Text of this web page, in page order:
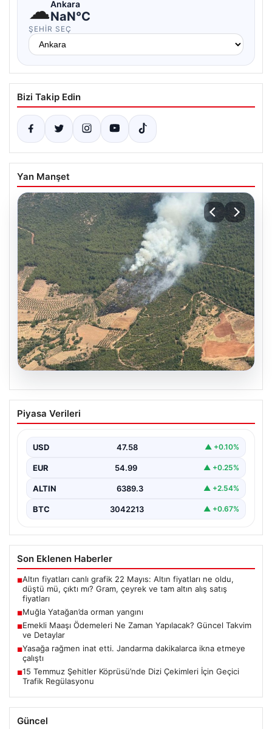
☁Ankara
NaN°C
ŞEHIR SEÇ
Bizi Takip Edin
Yan Manşet
Muğla Yatağan’da orman yangını
Piyasa Verileri
USD 47.58 ▲ +0.10%
EUR 54.99 ▲ +0.25%
ALTIN 6389.3 ▲ +2.54%
BTC 3042213 ▲ +0.67%
Son Eklenen Haberler
■Altın fiyatları canlı grafik 22 Mayıs: Altın fiyatları ne oldu,
düştü mü, çıktı mı? Gram, çeyrek ve tam altın alış satış
fiyatları
■Muğla Yatağan’da orman yangını
■Emekli Maaşı Ödemeleri Ne Zaman Yapılacak? Güncel Takvim
ve Detaylar
■Yasağa rağmen inat etti. Jandarma dakikalarca ikna etmeye
çalıştı
■15 Temmuz Şehitler Köprüsü’nde Dizi Çekimleri İçin Geçici
Trafik Regülasyonu
Güncel